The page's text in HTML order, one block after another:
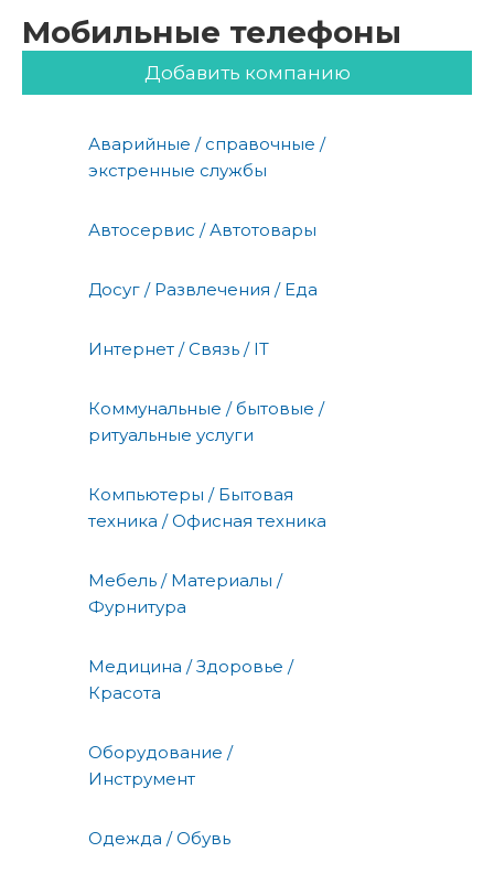
Мобильные телефоны
Добавить компанию
Аварийные / справочные /
экстренные службы
Автосервис / Автотовары
Досуг / Развлечения / Еда
Интернет / Связь / IT
Коммунальные / бытовые /
ритуальные услуги
Компьютеры / Бытовая
техника / Офисная техника
Мебель / Материалы /
Фурнитура
Медицина / Здоровье /
Красота
Оборудование /
Инструмент
Одежда / Обувь